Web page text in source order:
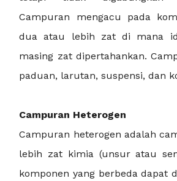
Campuran mengacu pada
dua atau lebih zat di mana
masing zat dipertahankan.
paduan, larutan, suspensi, dan
Campuran Heterogen
Campuran heterogen adalah
lebih zat kimia (unsur atau
komponen yang berbeda dapat